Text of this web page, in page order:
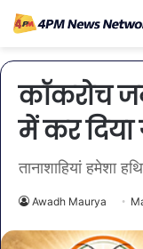
कॉकरोच
में कर
तानाशाहियां हमेशा
Awadh Maurya